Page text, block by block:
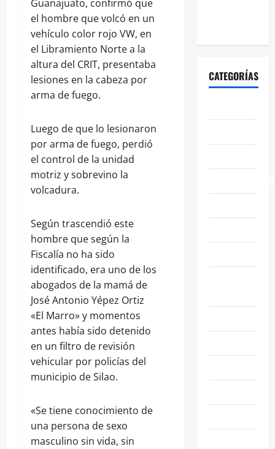
Guanajuato, confirmó que
el hombre que volcó en un
vehículo color rojo VW, en
el Libramiento Norte a la
altura del CRIT, presentaba
lesiones en la cabeza por
arma de fuego.
Luego de que lo lesionaron
por arma de fuego, perdió
el control de la unidad
motriz y sobrevino la
volcadura.
Según trascendió este
hombre que según la
Fiscalía no ha sido
identificado, era uno de los
abogados de la mamá de
José Antonio Yépez Ortiz
«El Marro» y momentos
antes había sido detenido
en un filtro de revisión
vehicular por policías del
municipio de Silao.
«Se tiene conocimiento de
una persona de sexo
masculino sin vida, sin
CATEGORÍAS